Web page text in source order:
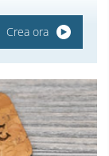
Crea ora